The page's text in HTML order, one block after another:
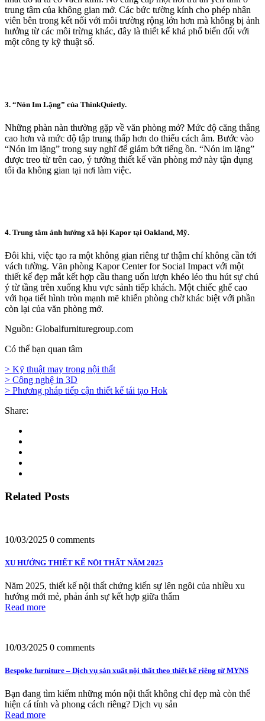
trung tâm của không gian mở. Các bức tường kính cho phép nhân
viên bên trong kết nối với môi trường rộng lớn hơn mà không bị ảnh
hưởng từ các môi trừng khác, đây là thiết kế khá phổ biến đối với
một công ty kỹ thuật số.
3. “Nón Im Lặng” của ThinkQuietly.
Những phàn nàn thường gặp về văn phòng mở? Mức độ căng thẳng
cao hơn và mức độ tập trung thấp hơn do thiếu cách âm. Bước vào
“Nón im lặng” trong suy nghĩ để giảm bớt tiếng ồn. “Nón im lặng”
được treo từ trên cao, ý tưởng thiết kế văn phòng mở này tận dụng
tối đa không gian tại nơi làm việc.
4. Trung tâm ảnh hưởng xã hội Kapor tại Oakland, Mỹ.
Đôi khi, việc tạo ra một không gian riêng tư thậm chí không cần tới
vách tường. Văn phòng Kapor Center for Social Impact với một
thiết kế đẹp mắt kết hợp cầu thang uốn lượn khéo léo thu hút sự chú
ý từ tầng trên xuống khu vực sảnh tiếp khách. Một chiếc ghế cao
với họa tiết hình tròn mạnh mẽ khiến phòng chờ khác biệt với phần
còn lại của văn phòng mở.
Nguồn: Globalfurnituregroup.com
Có thể bạn quan tâm
> Kỹ thuật may trong nội thất
> Công nghệ in 3D
> Phương pháp tiếp cận thiết kế tái tạo Hok
Share:
Related Posts
10/03/2025 0 comments
XU HƯỚNG THIẾT KẾ NỘI THẤT NĂM 2025
Năm 2025, thiết kế nội thất chứng kiến sự lên ngôi của nhiều xu
hướng mới mẻ, phản ánh sự kết hợp giữa thẩm
Read more
10/03/2025 0 comments
Bespoke furniture – Dịch vụ sản xuất nội thất theo thiết kế riêng từ MYNS
Bạn đang tìm kiếm những món nội thất không chỉ đẹp mà còn thể
hiện cá tính và phong cách riêng? Dịch vụ sản
Read more